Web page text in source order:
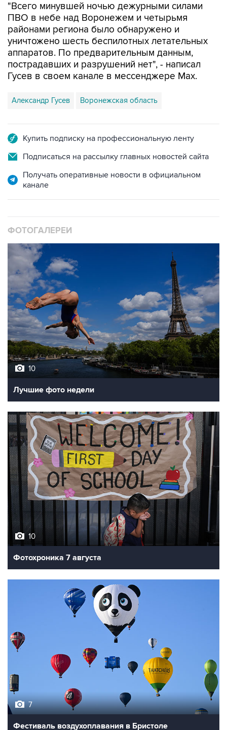
"Всего минувшей ночью дежурными силами
ПВО в небе над Воронежем и четырьмя
районами региона было обнаружено и
уничтожено шесть беспилотных летательных
аппаратов. По предварительным данным,
пострадавших и разрушений нет", - написал
Гусев в своем канале в мессенджере Max.
Александр Гусев Воронежская область
Купить подписку на профессиональную ленту
Подписаться на рассылку главных новостей сайта
Получать оперативные новости в официальном
канале
ФОТОГАЛЕРЕИ
10
Лучшие фото недели
10
Фотохроника 7 августа
7
Фестиваль воздухоплавания в Бристоле